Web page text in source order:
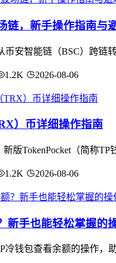
链，新手操作指南与
币安智能链（BSC）跨链
1.2K 2026-08-06
）币详细操作指南
版TokenPocket（简称
1.2K 2026-08-06
新手也能轻松掌握的
冷钱包查看余额的操作，